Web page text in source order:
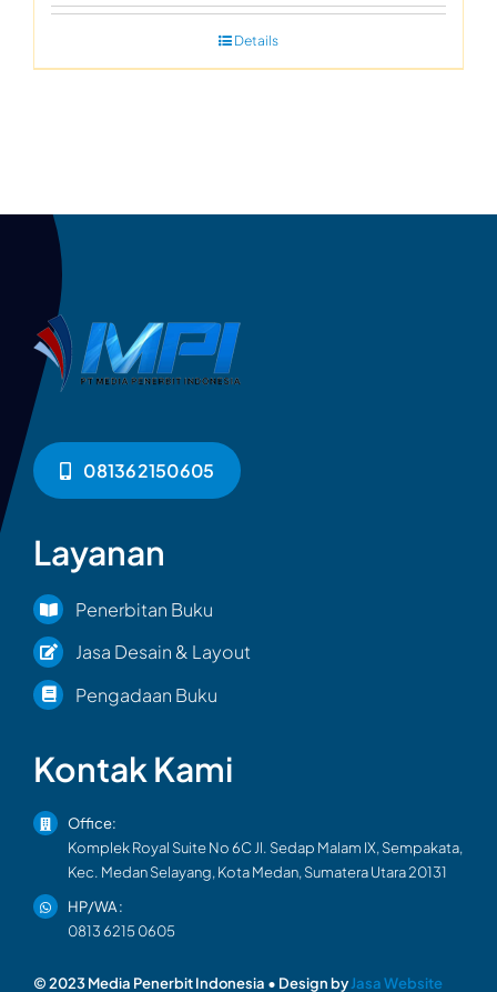
Details
081362150605
Layanan
Penerbitan Buku
Jasa Desain & Layout
Pengadaan Buku
Kontak Kami
Office:
Komplek Royal Suite No 6C Jl. Sedap Malam IX, Sempakata,
Kec. Medan Selayang, Kota Medan, Sumatera Utara 20131
HP/WA :
0813 6215 0605
© 2023 Media Penerbit Indonesia • Design byJasa Website